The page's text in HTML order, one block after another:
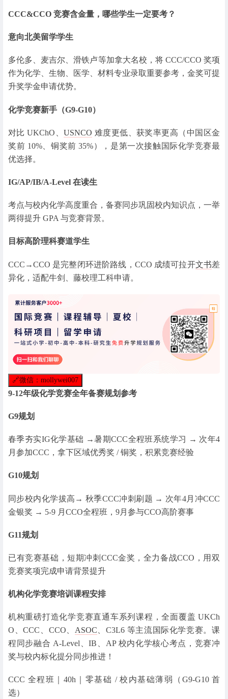
CCC&CCO 竞赛含金量，哪些学生一定要考？
意向北美留学学生
多伦多、麦吉尔、滑铁卢等加拿大名校，将 CCC/CCO 奖项
作为化学、生物、医学、材料专业录取重要参考，金奖可提
升奖学金申请优势。
化学竞赛新手（G9-G10）
对比 UKChO、USNCO 难度更低、获奖率更高（中国区金
奖前 10%、铜奖前 35%），是第一次接触国际化学竞赛最
优选择。
IG/AP/IB/A-Level 在读生
考点与校内化学高度重合，备赛同步巩固校内知识点，一举
两得提升 GPA 与竞赛背景。
目标高阶理科赛道学生
CCC→CCO 是完整闭环进阶路线，CCO 成绩可拉开文书差
异化，适配牛剑、藤校理工科申请。
🔗微信：mollywei007
9-12年级化学竞赛全年备赛规划参考
G9规划
春季夯实IG化学基础 →暑期CCC全程班系统学习 → 次年4
月参加CCC，拿下区域优秀奖 / 铜奖，积累竞赛经验
G10规划
同步校内化学拔高→ 秋季CCC冲刺刷题 → 次年4月冲CCC
金银奖 → 5-9 月CCO全程班，9月参与CCO高阶赛事
G11规划
已有竞赛基础，短期冲刺CCC金奖，全力备战CCO，用双
竞赛奖项完成申请背景提升
机构化学竞赛培训课程安排
机构重磅打造化学竞赛直通车系列课程，全面覆盖 UKCh
O、CCC、CCO、 ASOC 、C3L6 等主流国际化学竞赛。课
程同步融合 A-Level、IB、AP 校内化学核心考点，竞赛冲
奖与校内标化提分同步推进！
CCC 全程班｜40h｜零基础 / 校内基础薄弱（G9-G10 首
选）